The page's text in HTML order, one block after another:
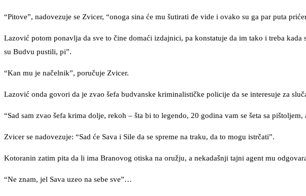
“Pitove”, nadovezuje se Zvicer, “onoga sina će mu šutirati đe vide i ovako su ga par puta
Lazović potom ponavlja da sve to čine domaći izdajnici, pa konstatuje da im tako i treba
su Budvu pustili, pi”.
“Kan mu je načelnik”, poručuje Zvicer.
Lazović onda govori da je zvao šefa budvanske kriminalističke policije da se interesuje za
“Sad sam zvao šefa krima dolje, rekoh – šta bi to legendo, 20 godina vam se šeta sa
Zvicer se nadovezuje: “Sad će Sava i Sile da se spreme na traku, da to mogu istrčati”.
Kotoranin zatim pita da li ima Branovog otiska na oružju, a nekadašnji tajni agent mu
“Ne znam, jel Sava uzeo na sebe sve”…